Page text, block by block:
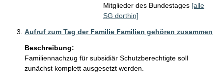
Mitglieder des Bundestages [alle
SG dorthin]
Aufruf zum Tag der Familie Familien gehören zusammen
Beschreibung:
Familiennachzug für subsidiär Schutzberechtigte soll